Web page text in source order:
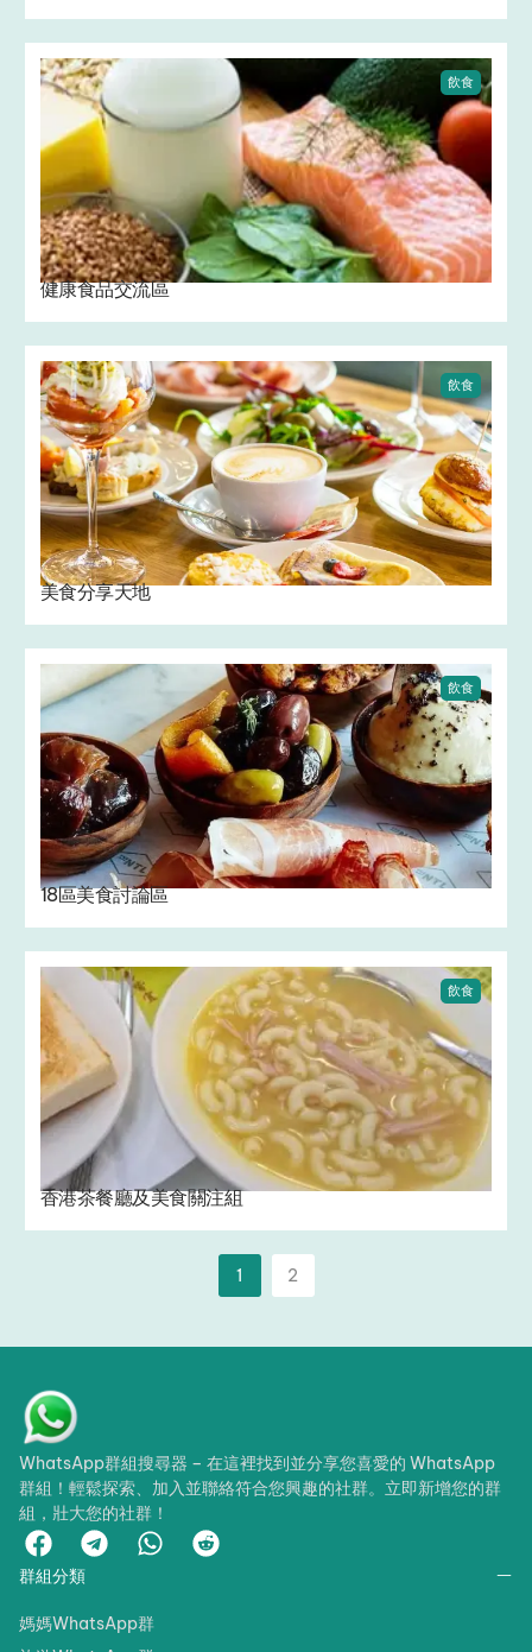
飲食
健康食品交流區
飲食
美食分享天地
飲食
18區美食討論區
飲食
香港茶餐廳及美食關注組
1 2
WhatsApp群組搜尋器 – 在這裡找到並分享您喜愛的 WhatsApp
群組！輕鬆探索、加入並聯絡符合您興趣的社群。立即新增您的群
組，壯大您的社群！
群組分類
媽媽WhatsApp群